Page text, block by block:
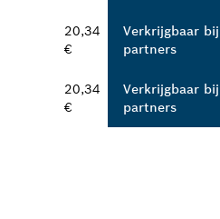
20,34
€
Verkrijgbaar
partners
20,34
€
Verkrijgbaar
partners